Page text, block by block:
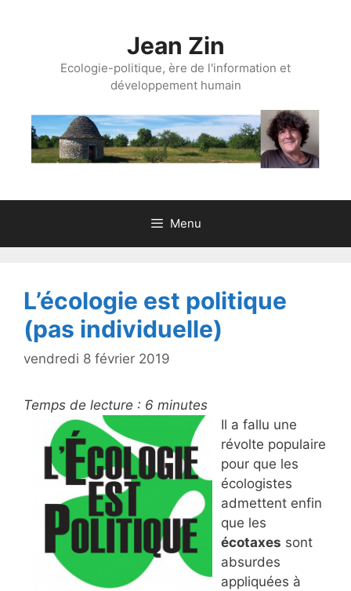
Jean Zin
Ecologie-politique, ère de l'information et
développement humain
Menu
L’écologie est politique
(pas individuelle)
vendredi 8 février 2019
Temps de lecture : 6 minutes
Il a fallu une
révolte populaire
pour que les
écologistes
admettent enfin
que les
écotaxes sont
absurdes
appliquées à